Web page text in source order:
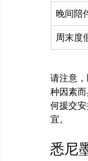
晚间陪
周末度
请注意
种因素
何援交
悉尼